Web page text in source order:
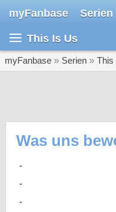
myFanbase Serien
This Is Us
myFanbase » Serien » This
Was uns